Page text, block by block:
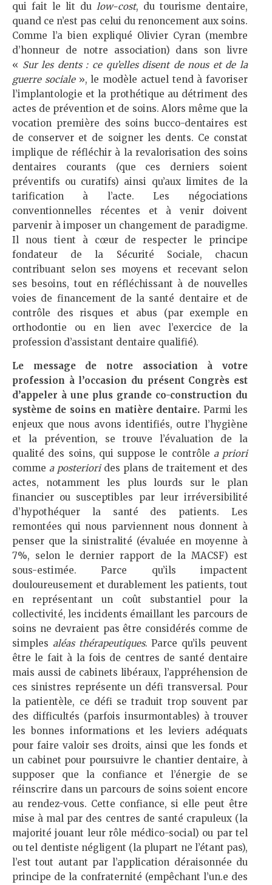
qui fait le lit du low-cost, du tourisme dentaire,
quand ce n’est pas celui du renoncement aux soins.
Comme l’a bien expliqué Olivier Cyran (membre
d’honneur de notre association) dans son livre
« Sur les dents : ce qu’elles disent de nous et de la
guerre sociale», le modèle actuel tend à favoriser
l’implantologie et la prothétique au détriment des
actes de prévention et de soins. Alors même que la
vocation première des soins bucco-dentaires est
de conserver et de soigner les dents. Ce constat
implique de réfléchir à la revalorisation des soins
dentaires courants (que ces derniers soient
préventifs ou curatifs) ainsi qu’aux limites de la
tarification à l’acte. Les négociations
conventionnelles récentes et à venir doivent
parvenir à imposer un changement de paradigme.
Il nous tient à cœur de respecter le principe
fondateur de la Sécurité Sociale, chacun
contribuant selon ses moyens et recevant selon
ses besoins, tout en réfléchissant à de nouvelles
voies de financement de la santé dentaire et de
contrôle des risques et abus (par exemple en
orthodontie ou en lien avec l’exercice de la
profession d’assistant dentaire qualifié).
Le message de notre association à votre
profession à l’occasion du présent Congrès est
d’appeler à une plus grande co-construction du
système de soins en matière dentaire. Parmi les
enjeux que nous avons identifiés, outre l’hygiène
et la prévention, se trouve l’évaluation de la
qualité des soins, qui suppose le contrôle a priori
comme a posteriorides plans de traitement et des
actes, notamment les plus lourds sur le plan
financier ou susceptibles par leur irréversibilité
d’hypothéquer la santé des patients. Les
remontées qui nous parviennent nous donnent à
penser que la sinistralité (évaluée en moyenne à
7%, selon le dernier rapport de la MACSF) est
sous-estimée. Parce qu’ils impactent
douloureusement et durablement les patients, tout
en représentant un coût substantiel pour la
collectivité, les incidents émaillant les parcours de
soins ne devraient pas être considérés comme de
simples aléas thérapeutiques. Parce qu’ils peuvent
être le fait à la fois de centres de santé dentaire
mais aussi de cabinets libéraux, l’appréhension de
ces sinistres représente un défi transversal. Pour
la patientèle, ce défi se traduit trop souvent par
des difficultés (parfois insurmontables) à trouver
les bonnes informations et les leviers adéquats
pour faire valoir ses droits, ainsi que les fonds et
un cabinet pour poursuivre le chantier dentaire, à
supposer que la confiance et l’énergie de se
réinscrire dans un parcours de soins soient encore
au rendez-vous. Cette confiance, si elle peut être
mise à mal par des centres de santé crapuleux (la
majorité jouant leur rôle médico-social) ou par tel
ou tel dentiste négligent (la plupart ne l’étant pas),
l’est tout autant par l’application déraisonnée du
principe de la confraternité (empêchant l’un.e des